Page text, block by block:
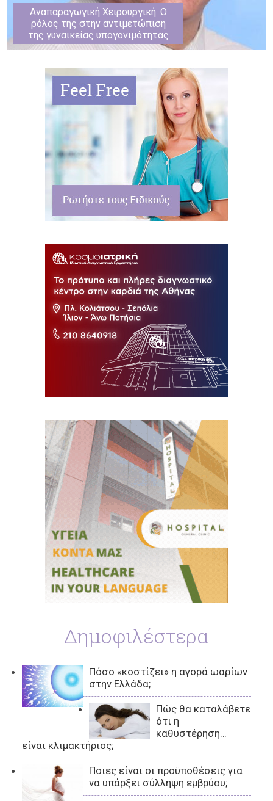
Αναπαραγωγική Χειρουργική: Ο
ρόλος της στην αντιμετώπιση
της γυναικείας υπογονιμότητας
Δημοφιλέστερα
Πόσο «κοστίζει» η αγορά ωαρίων
στην Ελλάδα;
Πώς θα καταλάβετε
ότι η
καθυστέρηση…
είναι κλιμακτήριος;
Ποιες είναι οι προϋποθέσεις για
να υπάρξει σύλληψη εμβρύου;